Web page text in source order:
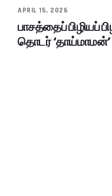
APRIL 15, 2026
பாசத்தைப் பிழியப்
தொடர் ‘தாய்மாமன்’